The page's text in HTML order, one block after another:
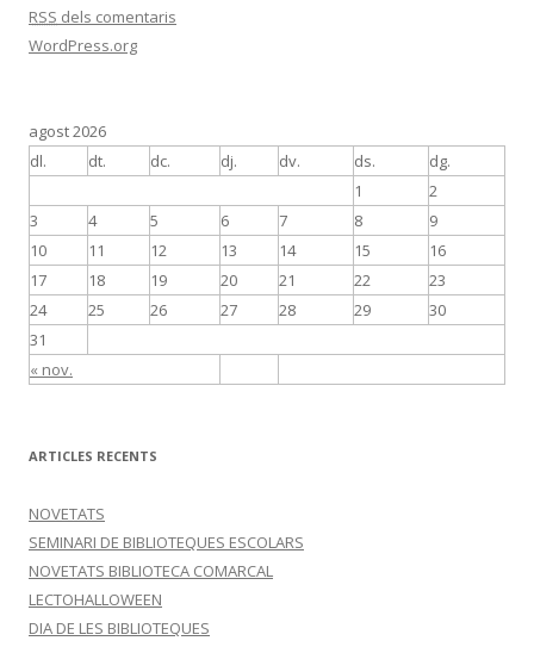
RSS dels comentaris
WordPress.org
agost 2026
dl.
dt. dc. dj. dv. ds. dg.
« nov.
1
2
3
4 5 6 7 8
9
10
11 12 13 14 15
16
17
18 19 20 21 22
23
24
25 26 27 28 29
30
31
ARTICLES RECENTS
NOVETATS
SEMINARI DE BIBLIOTEQUES ESCOLARS
NOVETATS BIBLIOTECA COMARCAL
LECTOHALLOWEEN
DIA DE LES BIBLIOTEQUES